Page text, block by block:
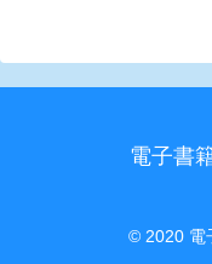
電子書
© 2020 電